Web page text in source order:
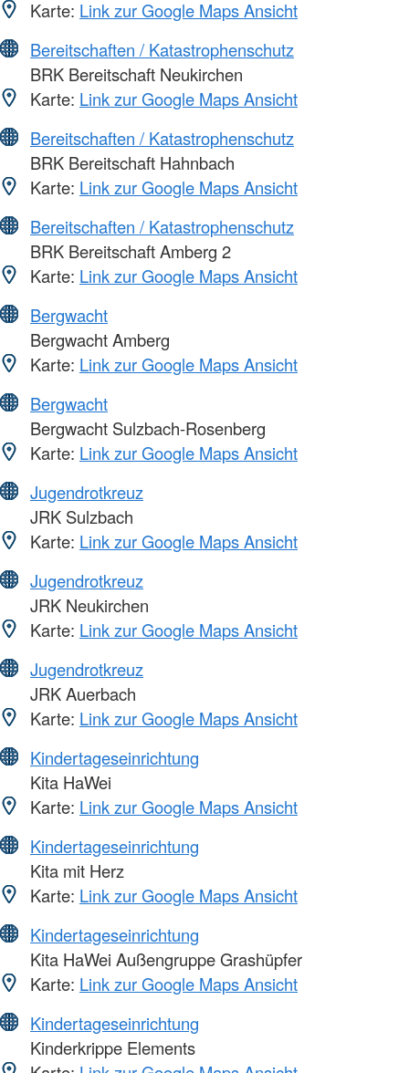
Karte: Link zur Google Maps Ansicht
Bereitschaften / Katastrophenschutz
BRK Bereitschaft Neukirchen
Karte: Link zur Google Maps Ansicht
Bereitschaften / Katastrophenschutz
BRK Bereitschaft Hahnbach
Karte: Link zur Google Maps Ansicht
Bereitschaften / Katastrophenschutz
BRK Bereitschaft Amberg 2
Karte: Link zur Google Maps Ansicht
Bergwacht
Bergwacht Amberg
Karte: Link zur Google Maps Ansicht
Bergwacht
Bergwacht Sulzbach-Rosenberg
Karte: Link zur Google Maps Ansicht
Jugendrotkreuz
JRK Sulzbach
Karte: Link zur Google Maps Ansicht
Jugendrotkreuz
JRK Neukirchen
Karte: Link zur Google Maps Ansicht
Jugendrotkreuz
JRK Auerbach
Karte: Link zur Google Maps Ansicht
Kindertageseinrichtung
Kita HaWei
Karte: Link zur Google Maps Ansicht
Kindertageseinrichtung
Kita mit Herz
Karte: Link zur Google Maps Ansicht
Kindertageseinrichtung
Kita HaWei Außengruppe Grashüpfer
Karte: Link zur Google Maps Ansicht
Kindertageseinrichtung
Kinderkrippe Elements